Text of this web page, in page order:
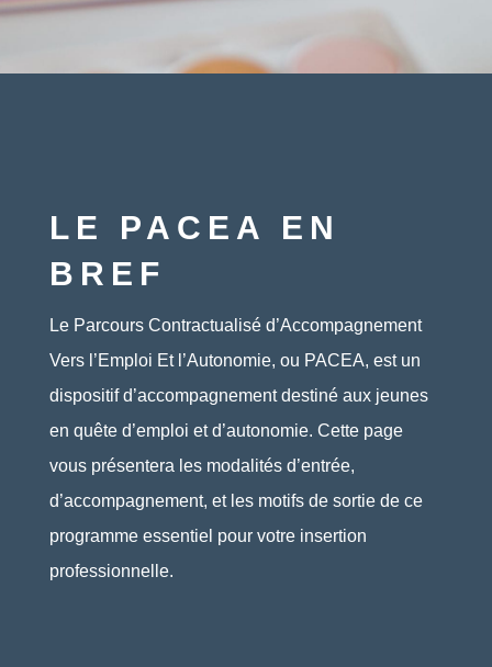
LE PACEA EN
BREF
Le Parcours Contractualisé d’Accompagnement
Vers l’Emploi Et l’Autonomie, ou PACEA, est un
dispositif d’accompagnement destiné aux jeunes
en quête d’emploi et d’autonomie. Cette page
vous présentera les modalités d’entrée,
d’accompagnement, et les motifs de sortie de ce
programme essentiel pour votre insertion
professionnelle.